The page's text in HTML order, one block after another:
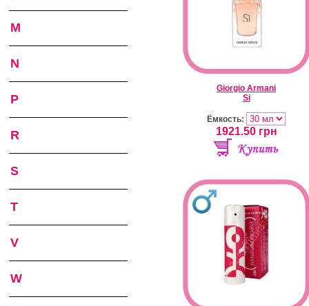
M
N
P
R
S
T
V
W
Giorgio Armani
Si
Ёмкость:
1921.50грн